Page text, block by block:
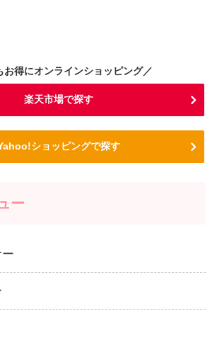
お得にオンラインショッピング／
楽天市場で探す
ショッピングで探す
ー